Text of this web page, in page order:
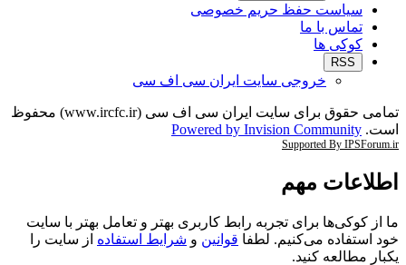
سیاست حفظ حریم خصوصی
تماس با ما
کوکی ها
RSS
خروجی سایت ایران سی اف سی
تمامی حقوق برای سایت ایران سی اف سی (www.ircfc.ir) محفوظ
است. Powered by Invision Community
Supported By IPSForum.ir
اطلاعات مهم
ما از کوکی‌ها برای تجربه رابط کاربری بهتر و تعامل بهتر با سایت
خود استفاده می‌کنیم. لطفا قوانین و شرایط استفاده از سایت را
یکبار مطالعه کنید.